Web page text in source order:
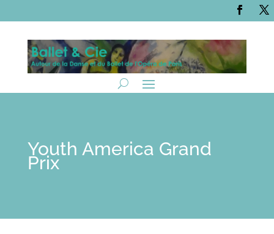
Youth America Grand
Prix